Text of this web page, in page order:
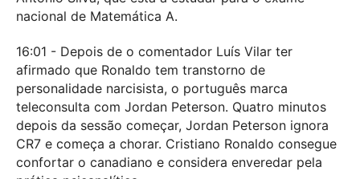
nacional de Matemática A.
16:01 - Depois de o comentador Luís Vilar ter
afirmado que Ronaldo tem transtorno de
personalidade narcisista, o português marca
teleconsulta com Jordan Peterson. Quatro minutos
depois da sessão começar, Jordan Peterson ignora
CR7 e começa a chorar. Cristiano Ronaldo consegue
confortar o canadiano e considera enveredar pela